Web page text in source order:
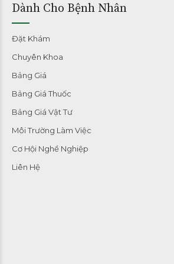
Dành Cho Bệnh Nhân
Đặt Khám
Chuyên Khoa
Bảng Giá
Bảng Giá Thuốc
Bảng Giá Vật Tư
Môi Trường Làm Việc
Cơ Hội Nghề Nghiệp
Liên Hệ